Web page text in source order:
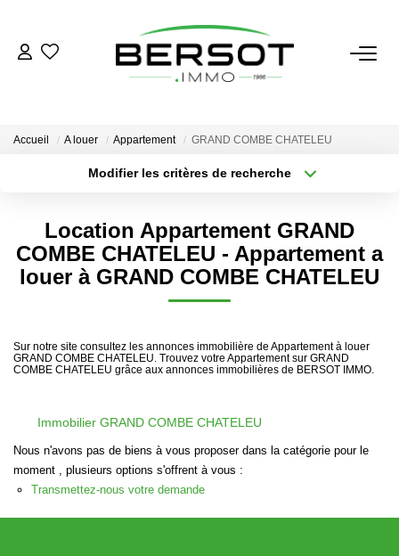
Acheter
Vendre
Investissement
Nos Outils
LOUER
Immobilier Professionnel
Locations Saisonnières
Locations De Vacances
Accueil A louer Appartement GRAND COMBE CHATELEU
Modifier les critères de recherche
Sélectionnez...
Type de bien
Sélectionnez...
Nombre de chambres
Plus de critères Créer une alerte
Location Appartement GRAND
COMBE CHATELEU - Appartement a
louer à GRAND COMBE CHATELEU
Sur notre site consultez les annonces immobilière de Appartement à louer
GRAND COMBE CHATELEU. Trouvez votre Appartement sur GRAND
COMBE CHATELEU grâce aux annonces immobilières de BERSOT IMMO.
Immobilier GRAND COMBE CHATELEU
Nous n'avons pas de biens à vous proposer dans la catégorie pour le
moment , plusieurs options s'offrent à vous :
Transmettez-nous votre demande